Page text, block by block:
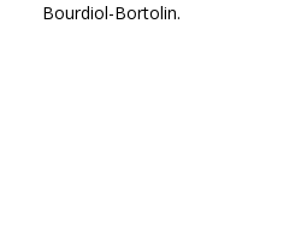
Bourdiol-Bortolin.